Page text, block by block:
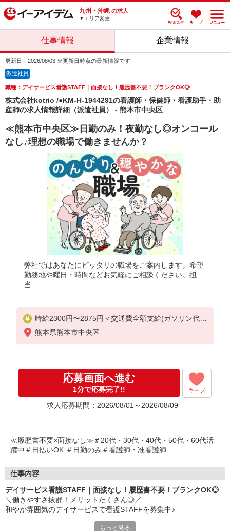
九州・沖縄 の求人
▼エリア変更
仕事情報 企業情報
更新日：2026/08/03 ※更新日時点の最新情報です
派遣社員
職種：デイサービス看護STAFF｜面接なし！履歴書不要！ブランクOK◎
株式会社kotrio /●KM-H-1944291の看護師・保健師・看護助手・助
産師の求人情報詳細（派遣社員） - 熊本市中央区
≪熊本市中央区≫日勤のみ！夜勤なし◎オンコール
なし♪理想の職場で働きませんか？
弊社ではあなたにピッタリの職場をご案内します。希望
勤務地や曜日・時間などお気軽にご相談ください。担
当...
時給2300円〜2875円＜交通費全額支給(ガソリン代含
む)/日払い可/週払い可＞
熊本県熊本市中央区
応募画面へ進む
1分で応募完了!! キープ
求人応募期間：2026/08/01～2026/08/09
≪履歴書不要×面接なし≫＃20代・30代・40代・50代・60代活
躍中＃日払いOK ＃日勤のみ＃看護師・准看護師
仕事内容
デイサービス看護STAFF｜面接なし！履歴書不要！ブランクOK◎
＼働きやすさ抜群！メリットたくさん◎／
和やか雰囲気のデイサービスで看護STAFFを募集中♪
もっと見る